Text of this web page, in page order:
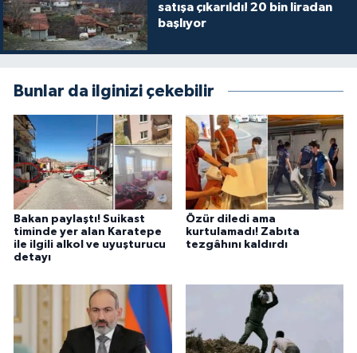
satışa çıkarıldı! 20 bin liradan
başlıyor
Bunlar da ilginizi çekebilir
Bakan paylaştı! Suikast
timinde yer alan Karatepe
ile ilgili alkol ve uyuşturucu
detayı
Özür diledi ama
kurtulamadı! Zabıta
tezgâhını kaldırdı